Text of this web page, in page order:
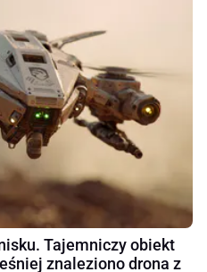
Tajemniczy obiekt
znaleziono drona z